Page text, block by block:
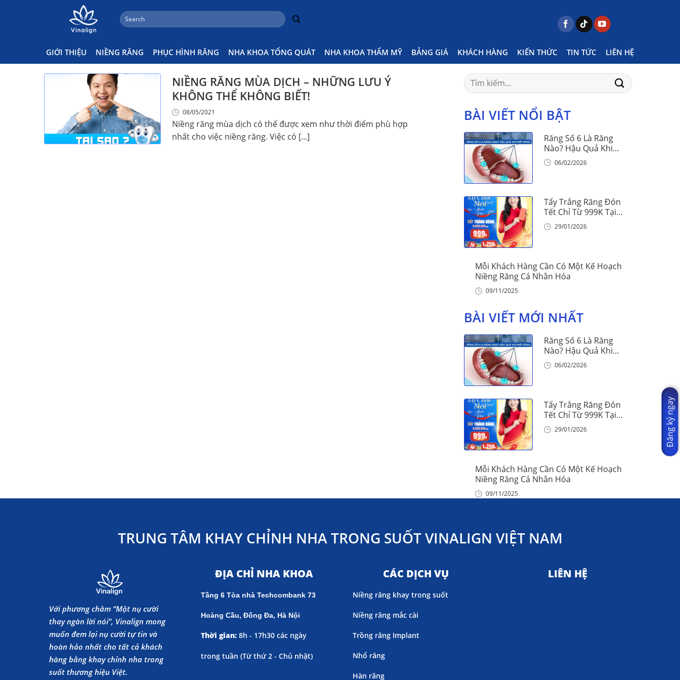
Search
for:
GIỚI THIỆU NIỀNG RĂNG PHỤC HÌNH RĂNG NHA KHOA TỔNG QUÁT NHA KHOA THẨM MỸ BẢNG GIÁ KHÁCH HÀNG KIẾN THỨC TIN TỨC LIÊN HỆ
Niềng Răng Mùa Dịch Có Gì Posts tagged "niềng răng mùa dịch có gì"
NIỀNG RĂNG MÙA DỊCH – NHỮNG LƯU Ý
KHÔNG THỂ KHÔNG BIẾT!
08/05/2021
Niềng răng mùa dịch có thể được xem như thời điểm phù hợp
nhất cho việc niềng răng. Việc có [...]
Search
for:
BÀI VIẾT NỔI BẬT
Răng Số 6 Là Răng
Nào? Hậu Quả Khi
Mất Răng Số 6
06/02/2026
Tẩy Trắng Răng Đón
Tết Chỉ Từ 999K Tại
Nha Khoa Vinalign
29/01/2026
Mỗi Khách Hàng Cần Có Một Kế Hoạch
Niềng Răng Cá Nhân Hóa
09/11/2025
BÀI VIẾT MỚI NHẤT
Răng Số 6 Là Răng
Nào? Hậu Quả Khi
Mất Răng Số 6
06/02/2026
Tẩy Trắng Răng Đón
Tết Chỉ Từ 999K Tại
Nha Khoa Vinalign
29/01/2026
Mỗi Khách Hàng Cần Có Một Kế Hoạch
Niềng Răng Cá Nhân Hóa
09/11/2025
TRUNG TÂM KHAY CHỈNH NHA TRONG SUỐT VINALIGN VIỆT NAM
Với phương châm “Một nụ cười
thay ngàn lời nói”, Vinalign mong
muốn đem lại nụ cười tự tin và
hoàn hảo nhất cho tất cả khách
hàng bằng khay chỉnh nha trong
suốt thương hiệu Việt.
ĐỊA CHỈ NHA KHOA
Tầng 6 Tòa nhà Techcombank 73
Hoàng Cầu, Đống Đa, Hà Nội
Thời gian: 8h - 17h30 các ngày
trong tuần (Từ thứ 2 - Chủ nhật)
CÁC DỊCH VỤ
Niềng răng khay trong suốt
Niềng răng mắc cài
Trồng răng Implant
Nhổ răng
Hàn răng
LIÊN HỆ
Đăng ký ngay